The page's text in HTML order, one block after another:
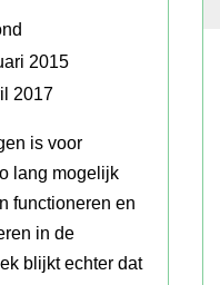
2015
2017
is voor
lang mogelijk
functioneren en
in de
blijkt echter dat